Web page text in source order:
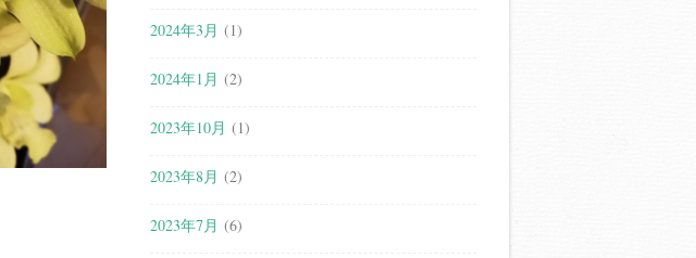
2024年3月 (1)
2024年1月 (2)
2023年10月 (1)
2023年8月 (2)
2023年7月 (6)